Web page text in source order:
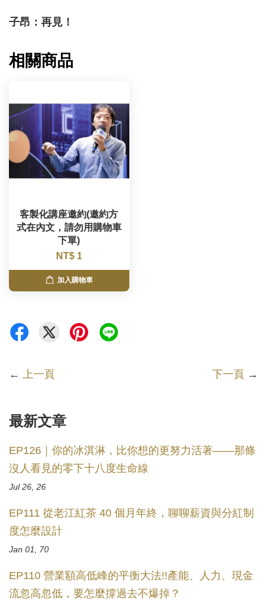
子昂：再見！
相關商品
客製化講座邀約(邀約方
式在內文，請勿用購物車
下單)
NT$ 1
加入購物車
← 上一頁 下一頁 →
最新文章
EP126｜你的冰淇淋，比你想的更努力活著——那條
沒人看見的零下十八度生命線
Jul 26, 26
EP111 從老江紅茶 40 個月年終，聊聊薪資與分紅制
度怎麼設計
Jan 01, 70
EP110 營業額高低峰的平衡大法!!產能、人力、現金
流忽高忽低，要怎麼撐過去不爆掉？